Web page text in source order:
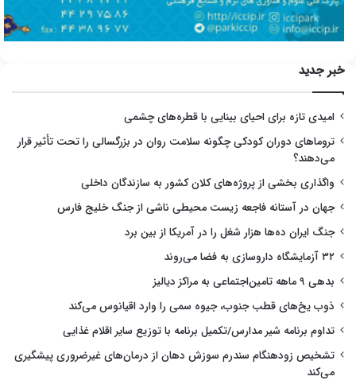
خبر جدید
امیدی تازه برای احیای بینایی با قطره‌های چشمی
تروماهای دوران کودکی چگونه سلامت روان در بزرگسالی را تحت تأثیر قرار
می‌دهند؟
واگذاری بخشی از پروژه‌های کلان کشور به سازندگان داخلی
جهان در آستانه فاجعه زیست محیطی ناشی از جنگ خلیج فارس
جنگ ایران ده‌ها هزار شغل را در آمریکا از بین برد
۳۲ آزمایشگاه داروسازی به فضا می‌روند
بدهی ۹ ماهه تامین‌اجتماعی به مراکز دیالیز
ذوب یخ‌های قطب جنوب، جیوه سمی را وارد اقیانوس می‌کند
تداوم برنامه شیر مدارس/تکمیل برنامه با توزیع سایر اقلام غذایی
تشخیص زودهنگام سندرم سوزش دهان از درمان‌های غیرضروری پیشگیری
می‌کند